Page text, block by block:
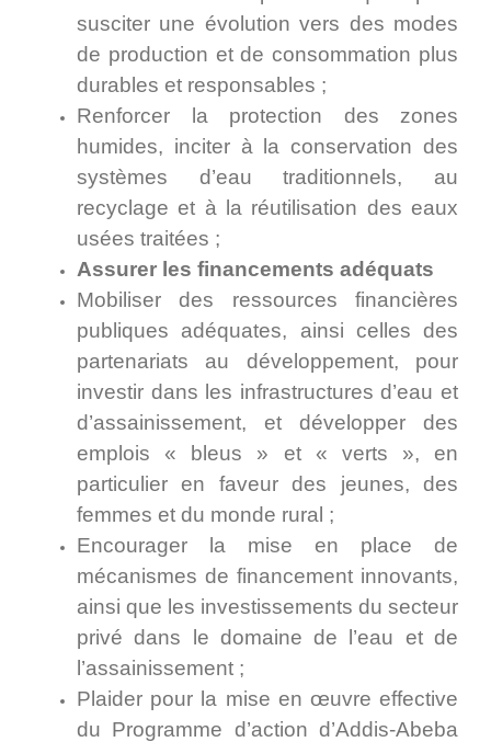
susciter une évolution vers des modes
de production et de consommation plus
durables et responsables ;
Renforcer la protection des zones
humides, inciter à la conservation des
systèmes d’eau traditionnels, au
recyclage et à la réutilisation des eaux
usées traitées ;
Assurer les financements adéquats
Mobiliser des ressources financières
publiques adéquates, ainsi celles des
partenariats au développement, pour
investir dans les infrastructures d’eau et
d’assainissement, et développer des
emplois « bleus » et « verts », en
particulier en faveur des jeunes, des
femmes et du monde rural ;
Encourager la mise en place de
mécanismes de financement innovants,
ainsi que les investissements du secteur
privé dans le domaine de l’eau et de
l’assainissement ;
Plaider pour la mise en œuvre effective
du Programme d’action d’Addis-Abeba